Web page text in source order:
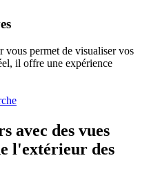
vous permet de visualiser vos
il offre une expérience
avec des vues
l'extérieur des